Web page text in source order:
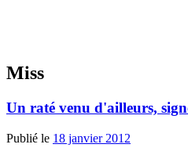
Miss
Un raté venu d'ailleurs,
Publié le 18 janvier 2012